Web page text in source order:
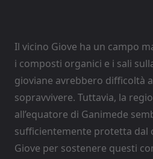
Il vicino Giove ha un campo
i composti organici e i sali
gioviane avrebbero difficoltà a
sopravvivere. Tuttavia, la
all’equatore di Ganimede
sufficientemente protetta dal
Giove per sostenere questi